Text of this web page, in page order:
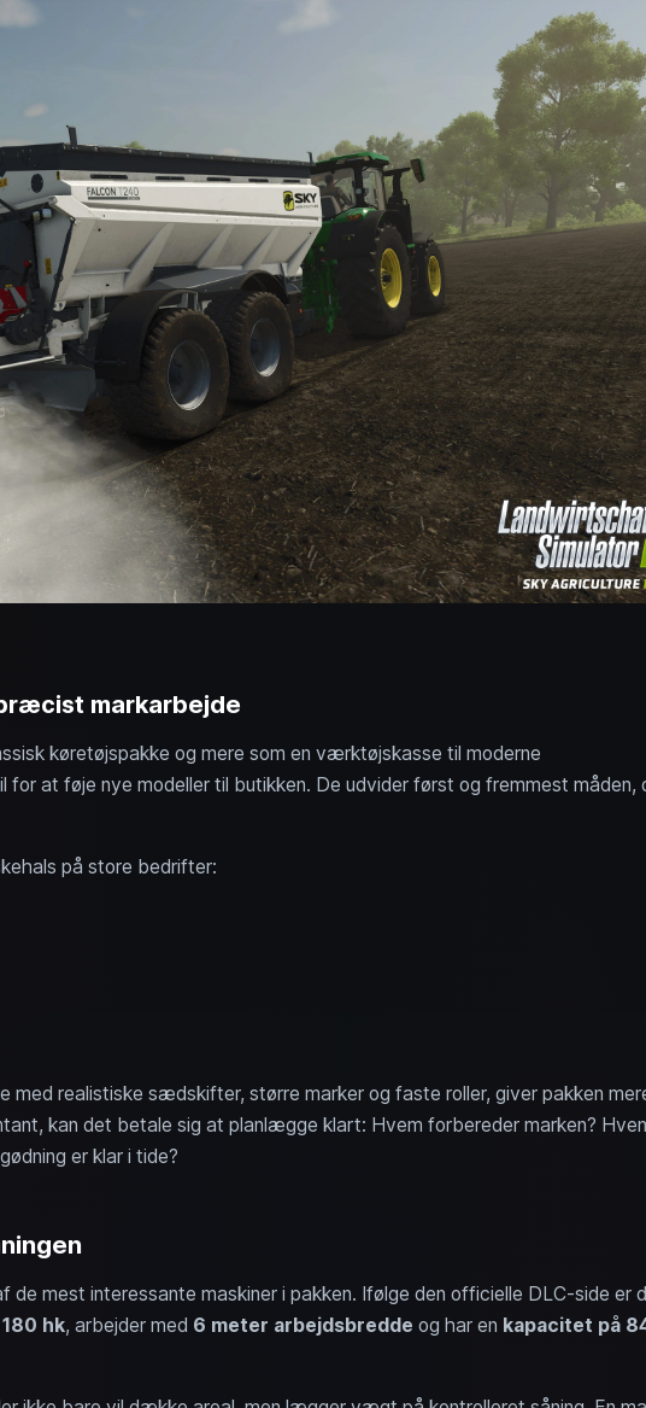
markarbejde
køretøjspakke og mere som en værktøjskasse til moderne
for at føje nye modeller til butikken. De udvider først og fremmest måden,
på store bedrifter:
med realistiske sædskifter, større marker og faste roller, giver pakken
kan det betale sig at planlægge klart: Hvem forbereder marken?
er klar i tide?
de mest interessante maskiner i pakken. Ifølge den officielle DLC-side er
180 hk, arbejder med 6 meter arbejdsbredde og har en kapacitet på